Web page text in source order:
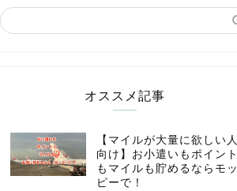
オススメ記事
【マイルが大量に欲しい人
向け】お小遣いもポイント
もマイルも貯めるならモッ
ピーで！